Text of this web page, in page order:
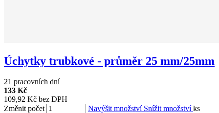
Úchytky trubkové - průměr 25 mm/25mm
21 pracovních dní
133 Kč
109,92 Kč bez DPH
Změnit počet
Navýšit množství Snížit množstvíks